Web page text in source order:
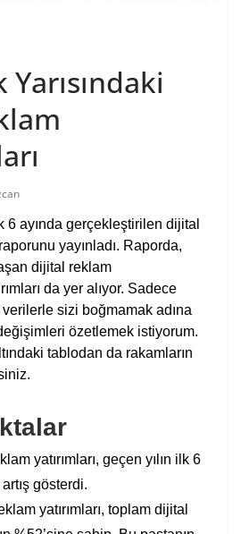
Yarısındaki
6 ayında gerçekleştirilen dijital
yayınladı. Raporda,
dijital reklam
da yer alıyor. Sadece
sizi boğmamak adına
özetlemek istiyorum.
tablodan da rakamların
yatırımları, geçen yılın ilk 6
gösterdi.
yatırımları, toplam dijital